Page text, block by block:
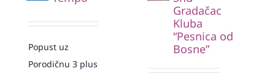
Popust uz
Porodičnu 3 plus
Gradačac
Kluba
“Pesnica od
Bosne”